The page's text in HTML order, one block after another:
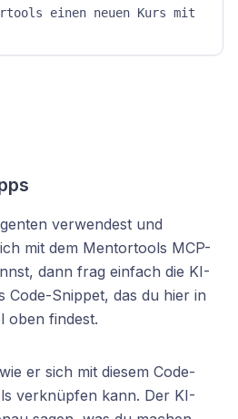
einen neuen Kurs mit
verwendest und
mit dem Mentortools MCP-
dann frag einfach die KI-
Code-Snippet, das du hier in
oben findest.
er sich mit diesem Code-
verknüpfen kann. Der KI-